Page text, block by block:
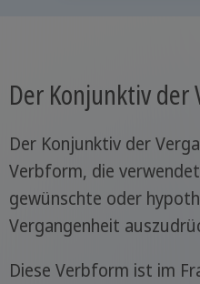
Der Konjunktiv der
Der Konjunktiv der
Verbform, die
gewünschte oder
Vergangenheit
Diese Verbform ist im